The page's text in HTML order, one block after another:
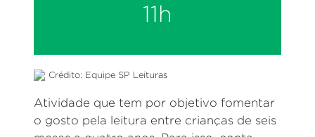
11h
Crédito: Equipe SP Leituras
Atividade que tem por objetivo fomentar
o gosto pela leitura entre crianças de seis